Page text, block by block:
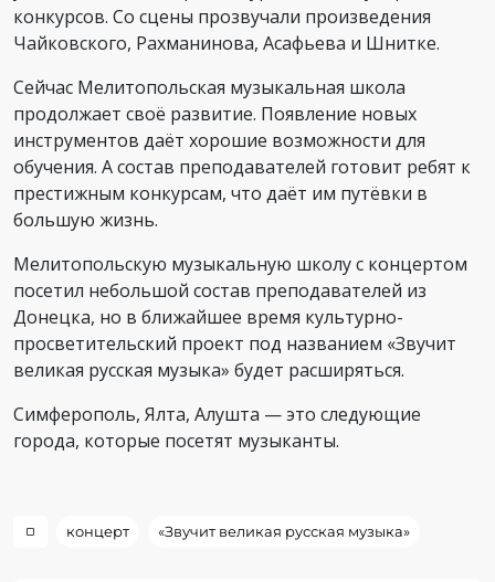
конкурсов. Со сцены прозвучали произведения
Чайковского, Рахманинова, Асафьева и Шнитке.
Сейчас Мелитопольская музыкальная школа
продолжает своё развитие. Появление новых
инструментов даёт хорошие возможности для
обучения. А состав преподавателей готовит ребят к
престижным конкурсам, что даёт им путёвки в
большую жизнь.
Мелитопольскую музыкальную школу с концертом
посетил небольшой состав преподавателей из
Донецка, но в ближайшее время культурно-
просветительский проект под названием «Звучит
великая русская музыка» будет расширяться.
Симферополь, Ялта, Алушта — это следующие
города, которые посетят музыканты.
концерт «Звучит великая русская музыка»